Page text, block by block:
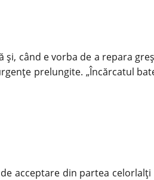
când e vorba de a repara
prelungite. „Încărcatul
acceptare din partea celorlalți